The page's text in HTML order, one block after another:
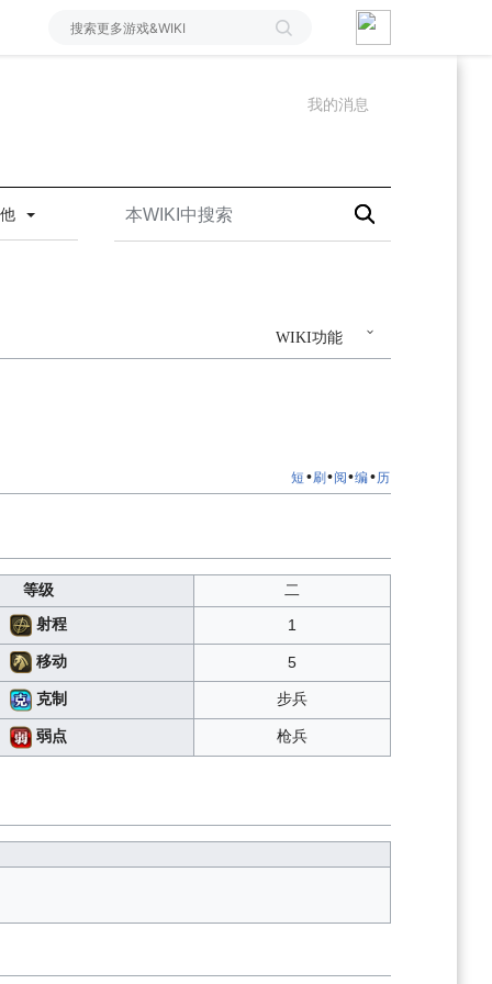
我的消息
WIKI功能
短 •刷•阅•编•历
等级
二
射程
1
移动 5
克制 步兵
弱点 枪兵